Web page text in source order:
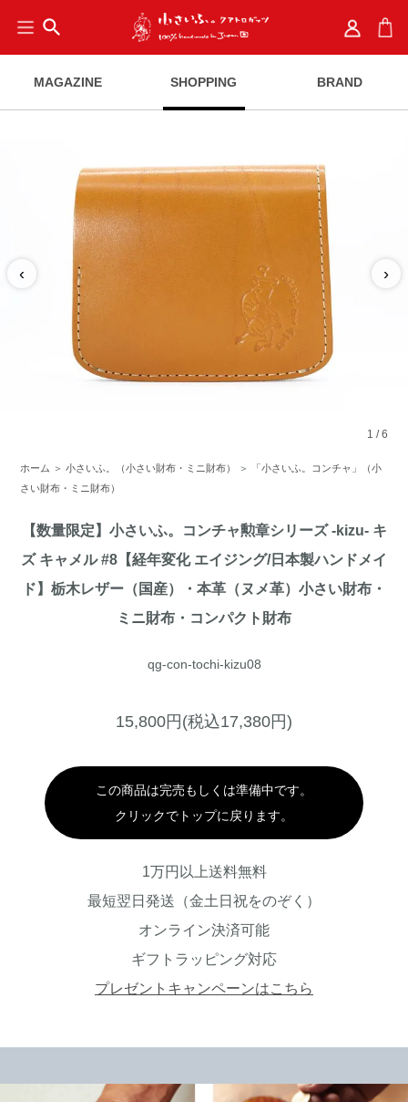
search
MAGAZINE SHOPPING BRAND
‹ ›
1 /6
ホーム ＞小さいふ。（小さい財布・ミニ財布） ＞
「小さいふ。コンチャ」（小
さい財布・ミニ財布）
【数量限定】小さいふ。コンチャ勲章シリーズ -kizu- キ
ズ キャメル #8【経年変化 エイジング/日本製ハンドメイ
ド】栃木レザー（国産）・本革（ヌメ革）小さい財布・
ミニ財布・コンパクト財布
qg-con-tochi-kizu08
15,800円(税込17,380円)
この商品は完売もしくは準備中です。
クリックでトップに戻ります。
1万円以上送料無料
最短翌日発送（金土日祝をのぞく）
オンライン決済可能
ギフトラッピング対応
プレゼントキャンペーンはこちら